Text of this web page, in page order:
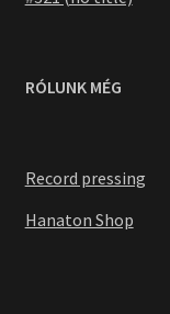
RÓLUNK MÉG
Record pressing
Hanaton Shop